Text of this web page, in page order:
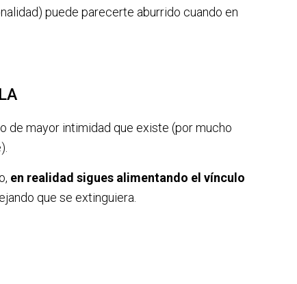
puede parecerte aburrido cuando en
de mayor intimidad que existe (por mucho
en realidad sigues alimentando el vínculo
que se extinguiera.